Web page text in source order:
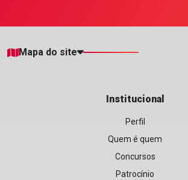
Mapa do site
Institucional
Perfil
Quem é quem
Concursos
Patrocínio